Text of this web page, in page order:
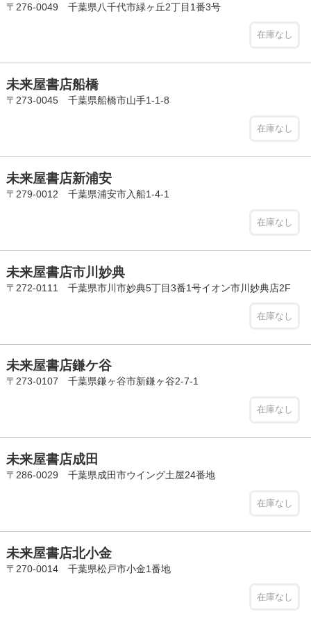
〒276-0049 千葉県八千代市緑ヶ丘2丁目1番3号
在庫なし
未来屋書店船橋
〒273-0045 千葉県船橋市山手1-1-8
在庫なし
未来屋書店新浦安
〒279-0012 千葉県浦安市入船1-4-1
在庫なし
未来屋書店市川妙典
〒272-0111 千葉県市川市妙典5丁目3番1号イオン市川妙典店2F
在庫なし
未来屋書店鎌ケ谷
〒273-0107 千葉県鎌ヶ谷市新鎌ヶ谷2-7-1
在庫なし
未来屋書店成田
〒286-0029 千葉県成田市ウイング土屋24番地
在庫なし
未来屋書店北小金
〒270-0014 千葉県松戸市小金1番地
在庫なし